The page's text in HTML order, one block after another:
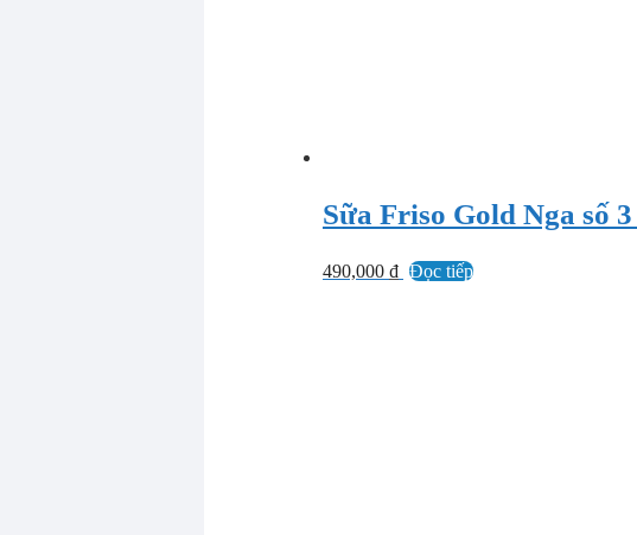
Sữa Friso Gold Nga số
490,000 ₫ Đọc tiếp